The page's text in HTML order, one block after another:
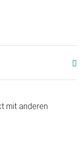
mit anderen